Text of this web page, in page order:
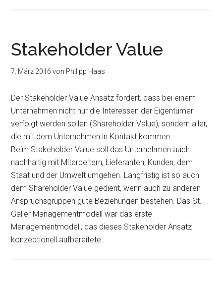
Stakeholder Value
7. März 2016 von Philipp Haas
Der Stakeholder Value Ansatz fordert, dass bei einem
Unternehmen nicht nur die Interessen der Eigentümer
verfolgt werden sollen (Shareholder Value), sondern aller,
die mit dem Unternehmen in Kontakt kommen.
Beim Stakeholder Value soll das Unternehmen auch
nachhaltig mit Mitarbeitern, Lieferanten, Kunden, dem
Staat und der Umwelt umgehen. Langfristig ist so auch
dem Shareholder Value gedient, wenn auch zu anderen
Anspruchsgruppen gute Beziehungen bestehen. Das St.
Galler Managementmodell war das erste
Managementmodell, das dieses Stakeholder Ansatz
konzeptionell aufbereitete.